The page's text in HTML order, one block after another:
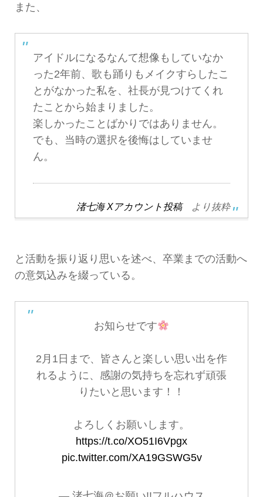
また、
アイドルになるなんて想像もしていなか
った2年前、歌も踊りもメイクすらしたこ
とがなかった私を、社長が見つけてくれ
たことから始まりました。
楽しかったことばかりではありません。
でも、当時の選択を後悔はしていませ
ん。
渚七海 Xアカウント投稿より抜粋
と活動を振り返り思いを述べ、卒業までの活動へ
の意気込みを綴っている。
お知らせです
2月1日まで、皆さんと楽しい思い出を作
れるように、感謝の気持ちを忘れず頑張
りたいと思います！！
よろしくお願いします。
https://t.co/XO51I6Vpgx
pic.twitter.com/XA19GSWG5v